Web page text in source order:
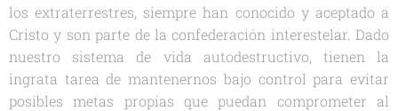
los extraterrestres, siempre han conocido y aceptado a
Cristo y son parte de la confederación interestelar. Dado
nuestro sistema de vida autodestructivo, tienen la
ingrata tarea de mantenernos bajo control para evitar
posibles metas propias que puedan comprometer al